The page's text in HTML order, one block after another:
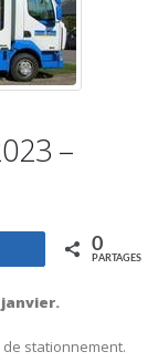
–
Partagez 0
PARTAGES
stationnement.